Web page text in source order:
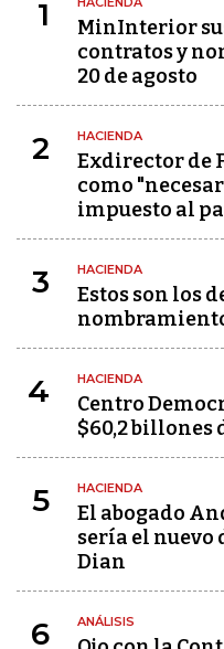
1
MinInterior
contratos y
20 de agosto
2 HACIENDA
Exdirector de
como
impuesto al
3 HACIENDA
Estos son los
4 HACIENDA
Centro
$60,2 billones
5 HACIENDA
El abogado
sería el nuevo
Dian
6 ANÁLISIS